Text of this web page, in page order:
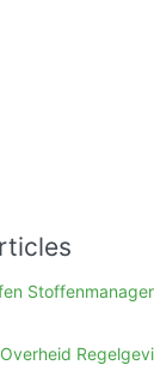
Stoffenmanager